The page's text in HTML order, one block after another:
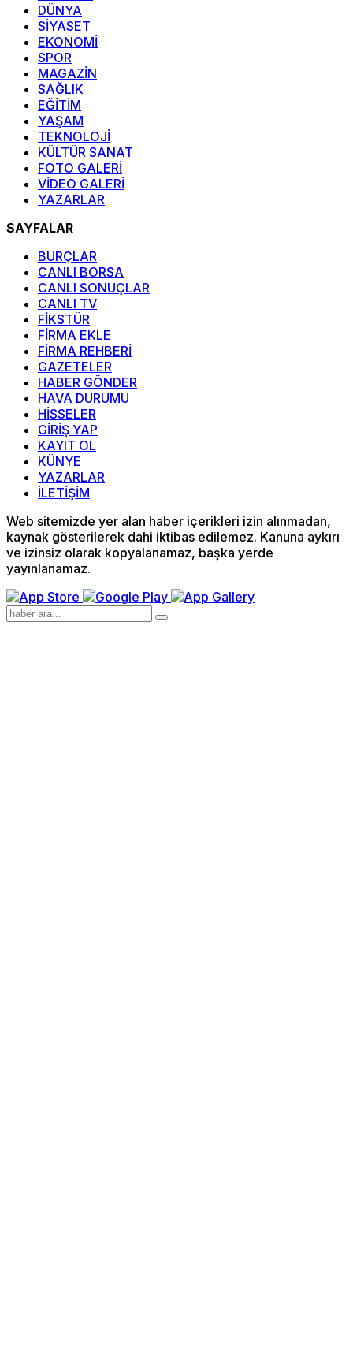
DÜNYA
SİYASET
EKONOMİ
SPOR
MAGAZİN
SAĞLIK
EĞİTİM
YAŞAM
TEKNOLOJİ
KÜLTÜR SANAT
FOTO GALERİ
VİDEO GALERİ
YAZARLAR
SAYFALAR
BURÇLAR
CANLI BORSA
CANLI SONUÇLAR
CANLI TV
FİKSTÜR
FİRMA EKLE
FİRMA REHBERİ
GAZETELER
HABER GÖNDER
HAVA DURUMU
HİSSELER
GİRİŞ YAP
KAYIT OL
KÜNYE
YAZARLAR
İLETİŞİM
Web sitemizde yer alan haber içerikleri izin alınmadan,
kaynak gösterilerek dahi iktibas edilemez. Kanuna aykırı
ve izinsiz olarak kopyalanamaz, başka yerde
yayınlanamaz.